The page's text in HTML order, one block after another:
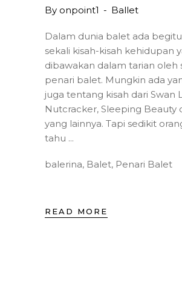
By onpoint1 Ballet
Dalam dunia balet ada
sekali kisah-kisah kehidupan
dibawakan dalam tarian oleh
penari balet. Mungkin ada
juga tentang kisah dari Swan
Nutcracker, Sleeping Beauty
yang lainnya. Tapi sedikit
tahu
balerina, Balet, Penari Balet
READ MORE